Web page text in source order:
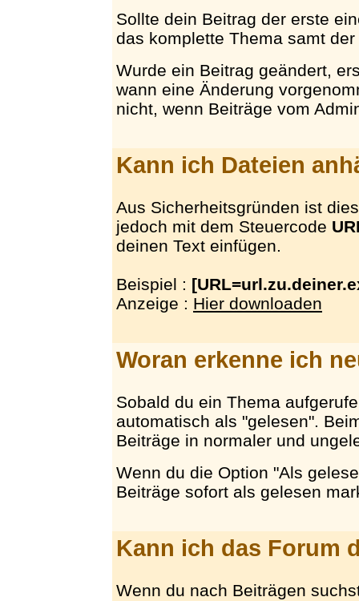
Sollte dein Beitrag der erste
das komplette Thema samt
Wurde ein Beitrag geändert,
wann eine Änderung
nicht, wenn Beiträge vom
Kann ich Dateien
Aus Sicherheitsgründen ist
jedoch mit dem Steuercode
deinen Text einfügen.
Beispiel :
Anzeige : Hier downloaden
Woran erkenne ich
Sobald du ein Thema
automatisch als "gelesen".
Beiträge in normaler und
Wenn du die Option "Als
Beiträge sofort als gelesen
Kann ich das Forum
Wenn du nach Beiträgen